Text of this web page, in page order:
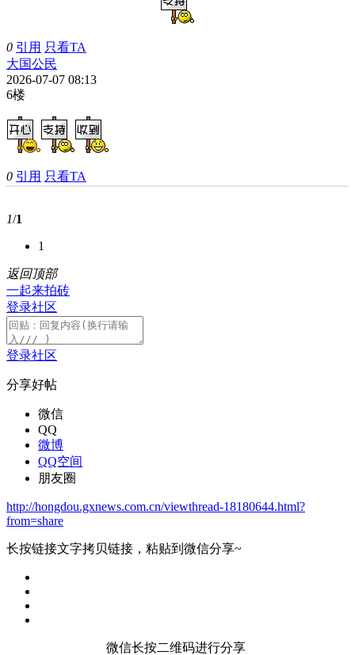
0 引用 只看TA
大国公民
2026-07-07 08:13
6楼
0 引用 只看TA
1/1
1
返回顶部
一起来拍砖
登录社区
登录社区
分享好帖
微信
QQ
微博
QQ空间
朋友圈
http://hongdou.gxnews.com.cn/viewthread-18180644.html?
from=share
长按链接文字拷贝链接，粘贴到微信分享~
微信长按二维码进行分享